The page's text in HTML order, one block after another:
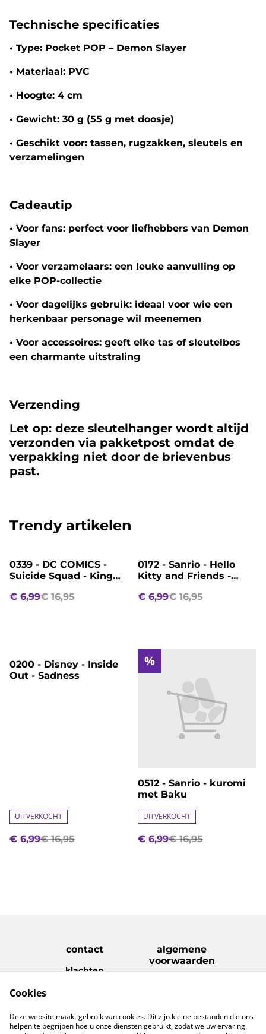
Technische specificaties
• Type: Pocket POP – Demon Slayer
• Materiaal: PVC
• Hoogte: 4 cm
• Gewicht: 30 g (55 g met doosje)
• Geschikt voor: tassen, rugzakken, sleutels en
verzamelingen
Cadeautip
• Voor fans: perfect voor liefhebbers van Demon
Slayer
• Voor verzamelaars: een leuke aanvulling op
elke POP-collectie
• Voor dagelijks gebruik: ideaal voor wie een
herkenbaar personage wil meenemen
• Voor accessoires: geeft elke tas of sleutelbos
een charmante uitstraling
Verzending
Let op: deze sleutelhanger wordt altijd
verzonden via pakketpost omdat de
verpakking niet door de brievenbus
past.
Trendy artikelen
%
0339 - DC COMICS -
Suicide Squad - King
€ 6,99€ 16,95
%
0172 - Sanrio - Hello
Kitty and Friends -
€ 6,99€ 16,95
%
0200 - Disney - Inside
Out - Sadness
UITVERKOCHT
€ 6,99€ 16,95
%
0512 - Sanrio - kuromi
met Baku
UITVERKOCHT
€ 6,99€ 16,95
contact
klachten
algemene
voorwaarden
verzenden &
retouren
Cookies
Deze website maakt gebruik van cookies. Dit zijn kleine bestanden die ons
helpen te begrijpen hoe u onze diensten gebruikt, zodat we uw ervaring